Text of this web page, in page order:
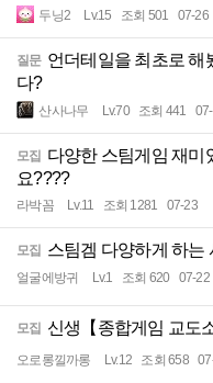
두닝2 Lv.15 조회 501 07-26
질문 언더테일을 최초로 해
다?
산사나무 Lv.70 조회 441
모집 다양한 스팀게임 재미
요????
라박꼼 Lv.11 조회 1281 07-23
모집 스팀겜 다양하게 하는
얼굴에방귀 Lv.1 조회 620 07-22
모집 신생【종합게임 교도
오로롱낄까롱 Lv.12 조회 658